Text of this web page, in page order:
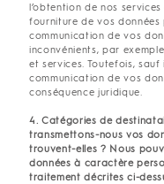
l’obtention de nos
fourniture de vos
communication de vos
inconvénients, par
et services. Toutefois,
communication de vos
conséquence juridique.
4. Catégories de
transmettons-nous vos
trouvent-elles ? Nous
données à caractère
traitement décrites ci-